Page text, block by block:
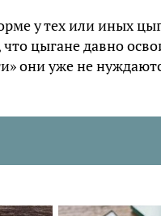
у тех или иных
цыгане давно
они уже не